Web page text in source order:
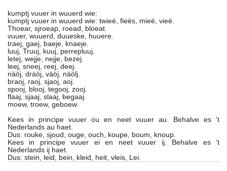
kumptj vuuer in wuuerd wie:
kumptj vuuer in wuuerd wie: twieë, fieës, mieë, vieë.
Thoear, sjroeap, roead, bloeat.
vuuer, wuuerd, duueske, huuere.
traej, gaej, baeje, knaeje.
luuj, Truuj, kuuj, perrepluuj.
letej, wejje, nejje, bezej.
leej, sneej, reej, deej.
näöj, dräöj, väöj, näölj.
braoj, raoj, sjaoj, aoj.
spooj, blooj, tegooj, zooj.
flaaj, sjaaj, slaaj, begaaj.
moew, troew, geboew.
Kees in principe vuuer ou en neet vuuer au. Behalve es ’t
Nederlands au haet.
Dus: rouke, sjoud, ouge, ouch, koupe, boum, knoup.
Kees in principe vuuer ei en neet vuuer ij. Behalve es ’t
Nederlands ij haet.
Dus: stein, leid, bein, kleid, heit, vleis, Lei.